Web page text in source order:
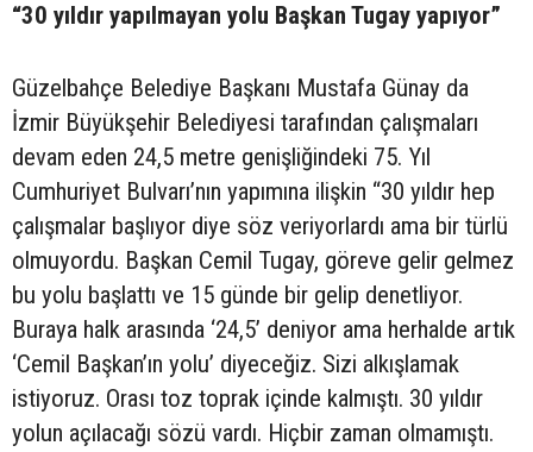
“30 yıldır yapılmayan yolu Başkan Tugay yapıyor”
Güzelbahçe Belediye Başkanı Mustafa Günay da
İzmir Büyükşehir Belediyesi tarafından çalışmaları
devam eden 24,5 metre genişliğindeki 75. Yıl
Cumhuriyet Bulvarı’nın yapımına ilişkin “30 yıldır hep
çalışmalar başlıyor diye söz veriyorlardı ama bir türlü
olmuyordu. Başkan Cemil Tugay, göreve gelir gelmez
bu yolu başlattı ve 15 günde bir gelip denetliyor.
Buraya halk arasında ‘24,5’ deniyor ama herhalde artık
‘Cemil Başkan’ın yolu’ diyeceğiz. Sizi alkışlamak
istiyoruz. Orası toz toprak içinde kalmıştı. 30 yıldır
yolun açılacağı sözü vardı. Hiçbir zaman olmamıştı.